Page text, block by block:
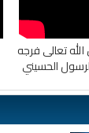
تعالى فرجه
الحسيني